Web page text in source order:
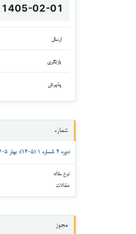
1405-02-01
ارسال
بازنگری
پذیرش
شماره
دوره ۴ شماره ۱ (۱۴۰۵): بهار ۱۴۰۵
نوع مقاله
مقالات
مجوز